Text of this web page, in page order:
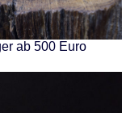
ab 500 Euro